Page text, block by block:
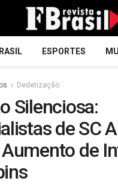
ESPORTES
Dedetização
Silenciosa:
de SC
de